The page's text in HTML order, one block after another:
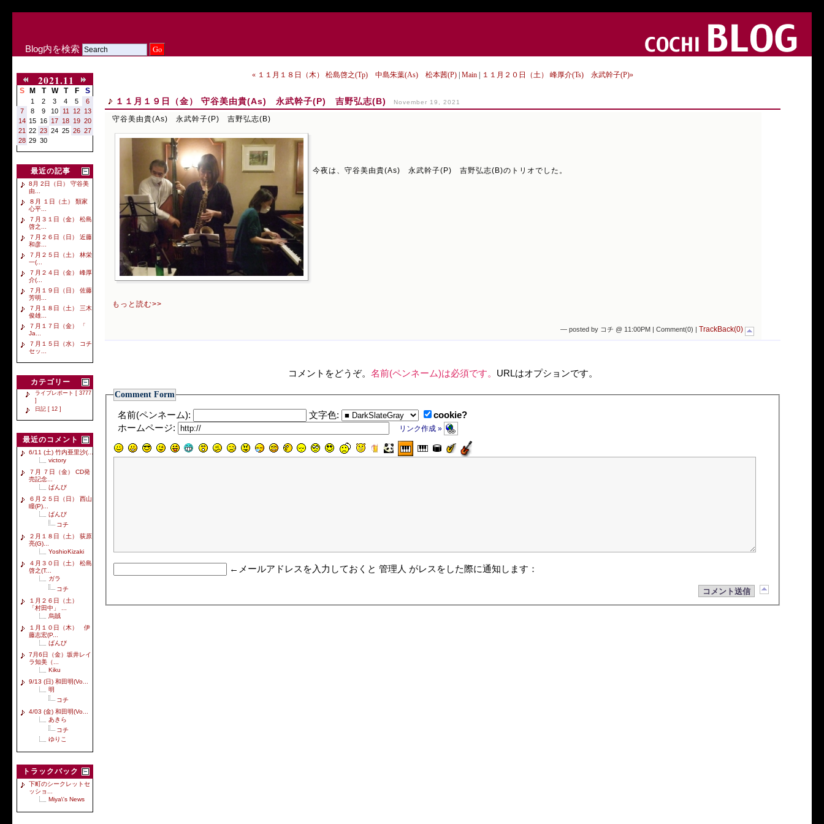
Blog内を検索
2021.11
S M T W T F S
1 2 3 4 5
6
7
8 9 10 11 12 13
14 15 16 17 18 19 20
21
22 23 24 25 26 27
28 29 30
最近の記事
8月 2日（日） 守谷美
由...
８月 １日（土） 類家
心平...
７月３１日（金） 松島
啓之...
７月２６日（日） 近藤
和彦...
７月２５日（土） 林栄
一(...
７月２４日（金） 峰厚
介(...
７月１９日（日） 佐藤
芳明...
７月１８日（土） 三木
俊雄...
７月１７日（金） 「
Ja...
７月１５日（水） コチ
セッ...
カテゴリー
ライブレポート [ 3777
]
日記 [ 12 ]
最近のコメント
6/11 (土) 竹内亜里沙(...
victory
７月 ７日（金） CD発
売記念...
ばんび
６月２５日（日） 西山
瞳(P)...
ばんび
コチ
２月１８日（土） 荻原
亮(G)...
YoshioKizaki
４月３０日（土） 松島
啓之(T...
ガラ
コチ
１月２６日（土）
「村田中」 ...
烏賊
１月１０日（木） 伊
藤志宏(P...
ばんび
7月6日（金）坂井レイ
ラ知美（...
Kiku
9/13 (日) 和田明(Vo...
明
コチ
4/03 (金) 和田明(Vo...
あきら
コチ
ゆりこ
トラックバック
下町のシークレットセ
ッショ...
Miya\'s News
« １１月１８日（木） 松島啓之(Tp) 中島朱葉(As) 松本茜(P) Main １１月２０日（土） 峰厚介(Ts) 永武幹子(P)»
１１月１９日（金） 守谷美由貴(As) 永武幹子(P) 吉野弘志(B) November 19, 2021
守谷美由貴(As) 永武幹子(P) 吉野弘志(B)
今夜は、守谷美由貴(As) 永武幹子(P) 吉野弘志(B)のトリオでした。
もっと読む>>
— posted by コチ @ 11:00PM | Comment(0) TrackBack(0)
コメントをどうぞ。 名前(ペンネーム)は必須です。 URLはオプションです。
Comment Form
名前(ペンネーム): 文字色: cookie?
ホームページ: リンク作成 »
←メールアドレスを入力しておくと 管理人 がレスをした際に通知します：
コメント送信